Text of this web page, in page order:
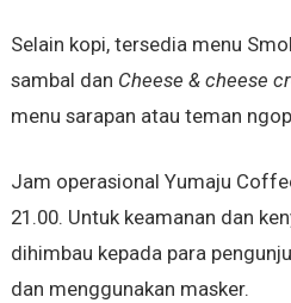
Selain kopi, tersedia menu
sambal dan Cheese & cheese
menu sarapan atau teman
Jam operasional Yumaju
21.00. Untuk keamanan dan
dihimbau kepada para
dan menggunakan masker.